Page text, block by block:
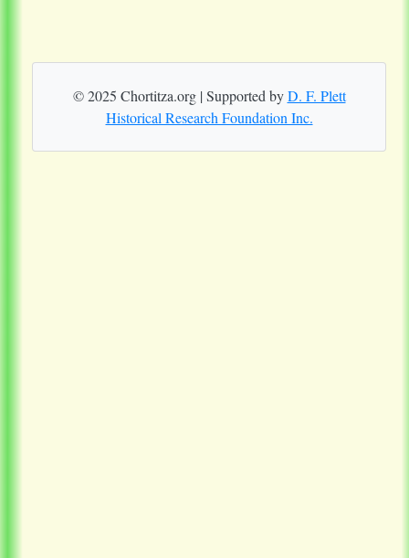
© 2025 Chortitza.org | Supported byD. F. Plett
Historical Research Foundation Inc.